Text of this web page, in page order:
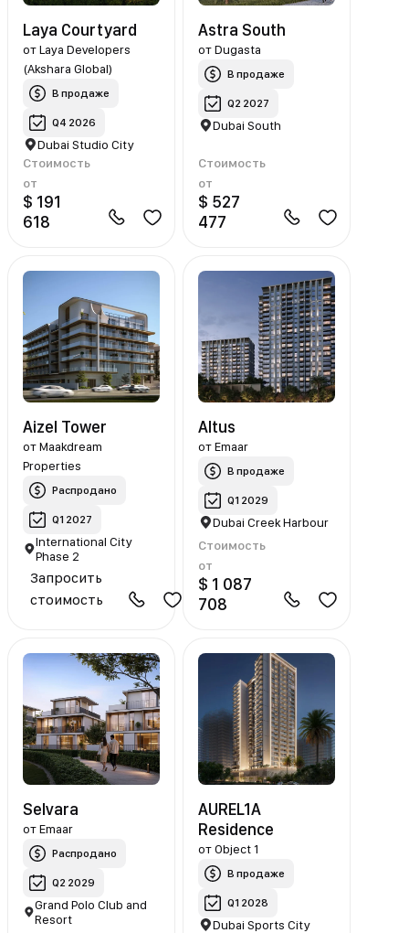
Laya Courtyard
отLaya Developers
(Akshara Global)
В продаже
Q4 2026
Dubai Studio City
Стоимость
от
$ 191
618
Astra South
отDugasta
В продаже
Q2 2027
Dubai South
Стоимость
от
$ 527
477
Aizel Tower
отMaakdream
Properties
Распродано
Q1 2027
International City
Phase 2
Запросить
стоимость
Altus
отEmaar
В продаже
Q1 2029
Dubai Creek Harbour
Стоимость
от
$ 1 087
708
Selvara
отEmaar
Распродано
Q2 2029
Grand Polo Club and
Resort
AUREL1A
Residence
отObject 1
В продаже
Q1 2028
Dubai Sports City